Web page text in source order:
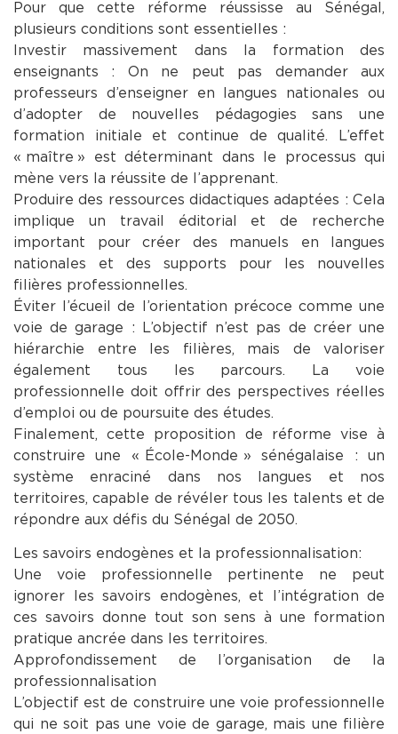
Pour que cette réforme réussisse au Sénégal,
plusieurs conditions sont essentielles :
Investir massivement dans la formation des
enseignants : On ne peut pas demander aux
professeurs d’enseigner en langues nationales ou
d’adopter de nouvelles pédagogies sans une
formation initiale et continue de qualité. L’effet
« maître » est déterminant dans le processus qui
mène vers la réussite de l’apprenant.
Produire des ressources didactiques adaptées : Cela
implique un travail éditorial et de recherche
important pour créer des manuels en langues
nationales et des supports pour les nouvelles
filières professionnelles.
Éviter l’écueil de l’orientation précoce comme une
voie de garage : L’objectif n’est pas de créer une
hiérarchie entre les filières, mais de valoriser
également tous les parcours. La voie
professionnelle doit offrir des perspectives réelles
d’emploi ou de poursuite des études.
Finalement, cette proposition de réforme vise à
construire une « École-Monde » sénégalaise : un
système enraciné dans nos langues et nos
territoires, capable de révéler tous les talents et de
répondre aux défis du Sénégal de 2050.
Les savoirs endogènes et la professionnalisation :
Une voie professionnelle pertinente ne peut
ignorer les savoirs endogènes, et l’intégration de
ces savoirs donne tout son sens à une formation
pratique ancrée dans les territoires.
Approfondissement de l’organisation de la
professionnalisation
L’objectif est de construire une voie professionnelle
qui ne soit pas une voie de garage, mais une filière